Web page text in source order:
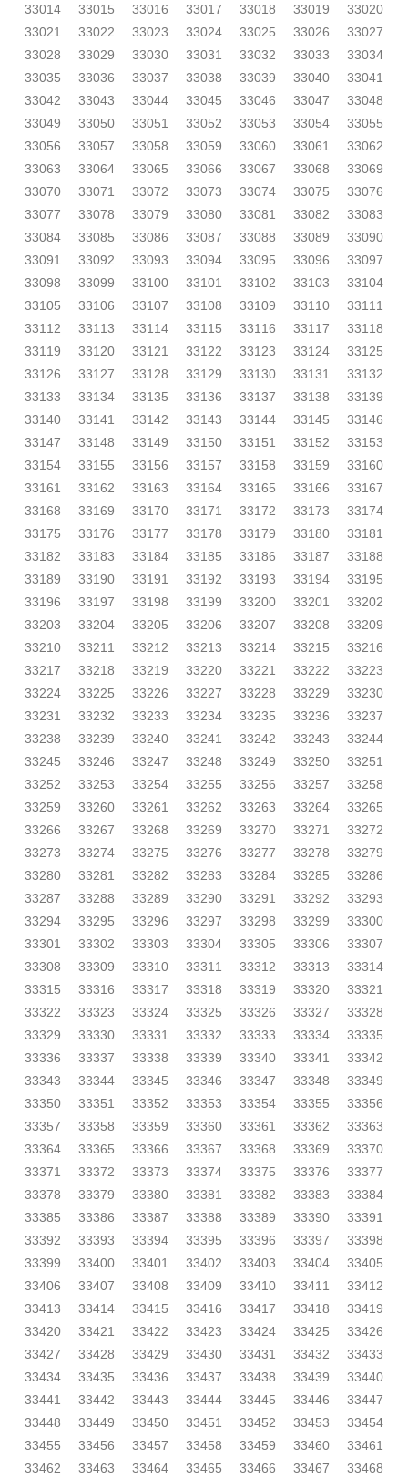
33014
33015 33016 33017 33018 33019
33020
33021
33022 33023 33024 33025 33026
33027
33028
33029 33030 33031 33032 33033
33034
33035
33036 33037 33038 33039 33040
33041
33042
33043 33044 33045 33046 33047
33048
33049
33050 33051 33052 33053 33054
33055
33056
33057 33058 33059 33060 33061
33062
33063
33064 33065 33066 33067 33068
33069
33070
33071 33072 33073 33074 33075
33076
33077
33078 33079 33080 33081 33082
33083
33084
33085 33086 33087 33088 33089
33090
33091
33092 33093 33094 33095 33096
33097
33098
33099 33100 33101 33102 33103
33104
33105
33106 33107 33108 33109 33110
33111
33112
33113 33114 33115 33116 33117
33118
33119
33120 33121 33122 33123 33124
33125
33126
33127 33128 33129 33130 33131
33132
33133
33134 33135 33136 33137 33138
33139
33140
33141 33142 33143 33144 33145
33146
33147
33148 33149 33150 33151 33152
33153
33154
33155 33156 33157 33158 33159
33160
33161
33162 33163 33164 33165 33166
33167
33168
33169 33170 33171 33172 33173
33174
33175
33176 33177 33178 33179 33180
33181
33182
33183 33184 33185 33186 33187
33188
33189
33190 33191 33192 33193 33194
33195
33196
33197 33198 33199 33200 33201
33202
33203
33204 33205 33206 33207 33208
33209
33210
33211 33212 33213 33214 33215
33216
33217
33218 33219 33220 33221 33222
33223
33224
33225 33226 33227 33228 33229
33230
33231
33232 33233 33234 33235 33236
33237
33238
33239 33240 33241 33242 33243
33244
33245
33246 33247 33248 33249 33250
33251
33252
33253 33254 33255 33256 33257
33258
33259
33260 33261 33262 33263 33264
33265
33266
33267 33268 33269 33270 33271
33272
33273
33274 33275 33276 33277 33278
33279
33280
33281 33282 33283 33284 33285
33286
33287
33288 33289 33290 33291 33292
33293
33294
33295 33296 33297 33298 33299
33300
33301
33302 33303 33304 33305 33306
33307
33308
33309 33310 33311 33312 33313
33314
33315
33316 33317 33318 33319 33320
33321
33322
33323 33324 33325 33326 33327
33328
33329
33330 33331 33332 33333 33334
33335
33336
33337 33338 33339 33340 33341
33342
33343
33344 33345 33346 33347 33348
33349
33350
33351 33352 33353 33354 33355
33356
33357
33358 33359 33360 33361 33362
33363
33364
33365 33366 33367 33368 33369
33370
33371
33372 33373 33374 33375 33376
33377
33378
33379 33380 33381 33382 33383
33384
33385
33386 33387 33388 33389 33390
33391
33392
33393 33394 33395 33396 33397
33398
33399
33400 33401 33402 33403 33404
33405
33406
33407 33408 33409 33410 33411
33412
33413
33414 33415 33416 33417 33418
33419
33420
33421 33422 33423 33424 33425
33426
33427
33428 33429 33430 33431 33432
33433
33434
33435 33436 33437 33438 33439
33440
33441
33442 33443 33444 33445 33446
33447
33448
33449 33450 33451 33452 33453
33454
33455
33456 33457 33458 33459 33460
33461
33462
33463 33464 33465 33466 33467 33468